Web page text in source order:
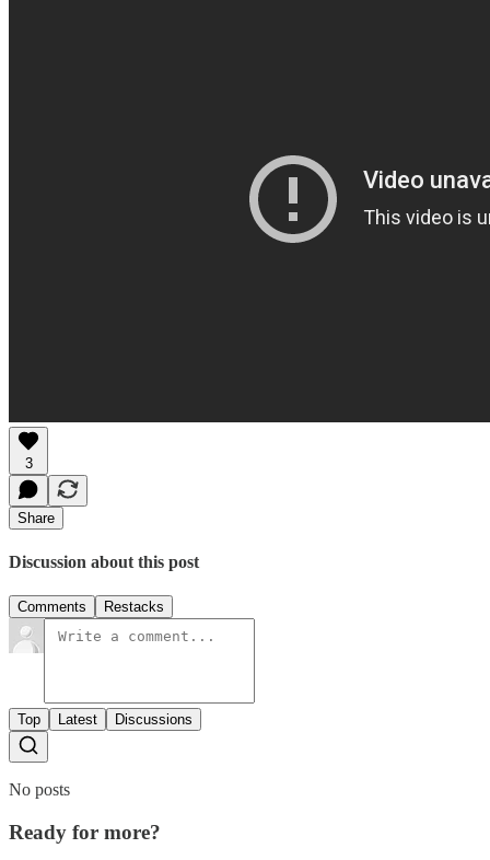
3
Share
Discussion about this post
Comments Restacks
Top Latest Discussions
No posts
Ready for more?